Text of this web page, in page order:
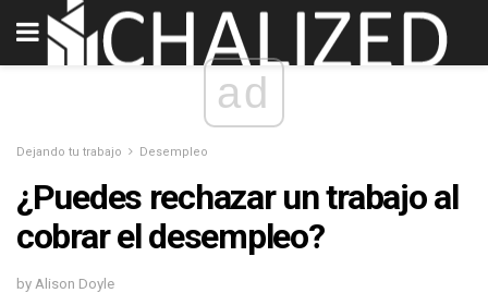
ad
Dejando tu trabajo Desempleo
¿Puedes rechazar un trabajo al
cobrar el desempleo?
by Alison Doyle